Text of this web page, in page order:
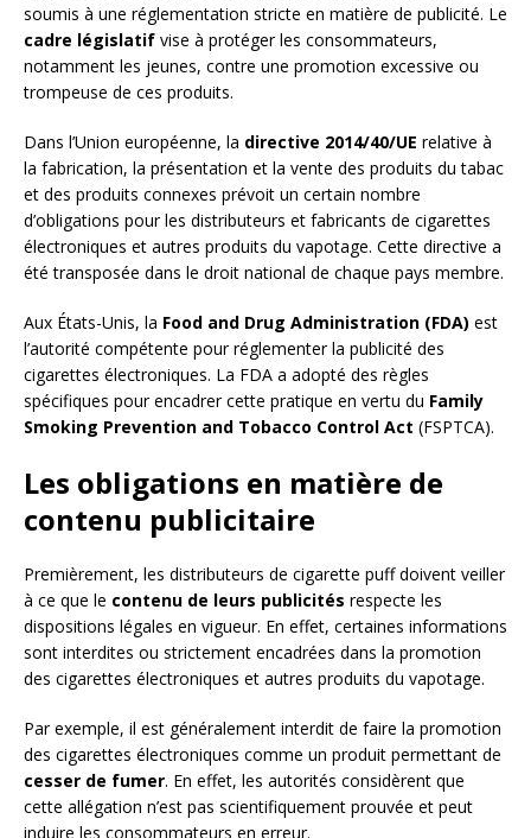
soumis à une réglementation stricte en matière de publicité. Le
cadre législatif vise à protéger les consommateurs,
notamment les jeunes, contre une promotion excessive ou
trompeuse de ces produits.
Dans l’Union européenne, la directive 2014/40/UE relative à
la fabrication, la présentation et la vente des produits du tabac
et des produits connexes prévoit un certain nombre
d’obligations pour les distributeurs et fabricants de cigarettes
électroniques et autres produits du vapotage. Cette directive a
été transposée dans le droit national de chaque pays membre.
Aux États-Unis, la Food and Drug Administration (FDA) est
l’autorité compétente pour réglementer la publicité des
cigarettes électroniques. La FDA a adopté des règles
spécifiques pour encadrer cette pratique en vertu du Family
Smoking Prevention and Tobacco Control Act (FSPTCA).
Les obligations en matière de
contenu publicitaire
Premièrement, les distributeurs de cigarette puff doivent veiller
à ce que le contenu de leurs publicités respecte les
dispositions légales en vigueur. En effet, certaines informations
sont interdites ou strictement encadrées dans la promotion
des cigarettes électroniques et autres produits du vapotage.
Par exemple, il est généralement interdit de faire la promotion
des cigarettes électroniques comme un produit permettant de
cesser de fumer. En effet, les autorités considèrent que
cette allégation n’est pas scientifiquement prouvée et peut
induire les consommateurs en erreur.